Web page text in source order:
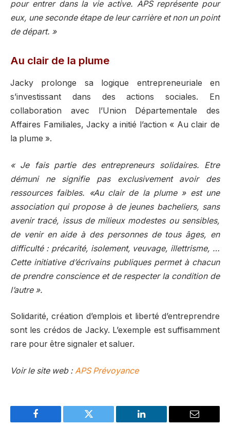
pour entrer dans la vie active. APS représente pour
eux, une seconde étape de leur carrière et non un point
de départ. »
Au clair de la plume
Jacky prolonge sa logique entrepreneuriale en
s’investissant dans des actions sociales. En
collaboration avec l’Union Départementale des
Affaires Familiales, Jacky a initié l’action « Au clair de
la plume ».
« Je fais partie des entrepreneurs solidaires. Etre
démuni ne signifie pas exclusivement avoir des
ressources faibles. «Au clair de la plume » est une
association qui propose à de jeunes bacheliers, sans
avenir tracé, issus de milieux modestes ou sensibles,
de venir en aide à des personnes de tous âges, en
difficulté : précarité, isolement, veuvage, illettrisme, …
Cette initiative d’écrivains publiques permet à chacun
de prendre conscience et de respecter la condition de
l’autre ».
Solidarité, création d’emplois et liberté d’entreprendre
sont les crédos de Jacky. L’exemple est suffisamment
rare pour être signaler et saluer.
Voir le site web :APS Prévoyance
Facebook Twitter LinkedIn Email